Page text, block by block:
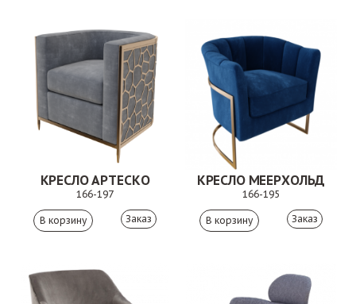
КРЕСЛО АРТЕСКО
166-197
Заказ
КРЕСЛО МЕЕРХОЛЬД
166-195
Заказ